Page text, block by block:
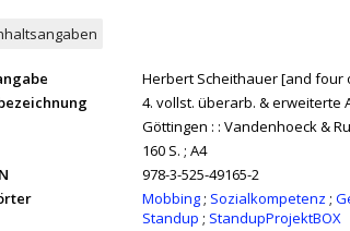
Herbert Scheithauer [and four
4. vollst. überarb. & erweiterte
Göttingen : : Vandenhoeck &
160 S. ; A4
978-3-525-49165-2
Mobbing; Sozialkompetenz ;
Standup ; StandupProjektBOX